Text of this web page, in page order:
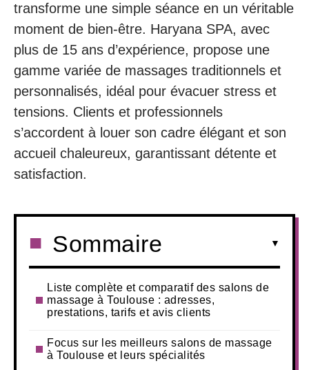
transforme une simple séance en un véritable
moment de bien-être. Haryana SPA, avec
plus de 15 ans d’expérience, propose une
gamme variée de massages traditionnels et
personnalisés, idéal pour évacuer stress et
tensions. Clients et professionnels
s’accordent à louer son cadre élégant et son
accueil chaleureux, garantissant détente et
satisfaction.
Sommaire
Liste complète et comparatif des salons de
massage à Toulouse : adresses,
prestations, tarifs et avis clients
Focus sur les meilleurs salons de massage
à Toulouse et leurs spécialités